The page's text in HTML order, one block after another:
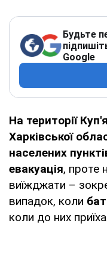
Будьте
Google
На території
Харківської
населених
евакуація, проте
виїжджати –
випадок, коли
коли до них